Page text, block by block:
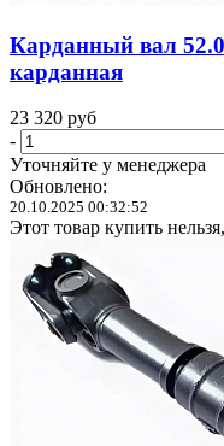
Карданный вал
карданная
23 320 руб
-
Уточняйте у менеджера
Обновлено:
20.10.2025 00:32:52
Этот товар купить